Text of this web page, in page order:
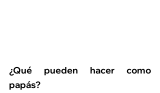
¿Qué pueden hacer como
papás?